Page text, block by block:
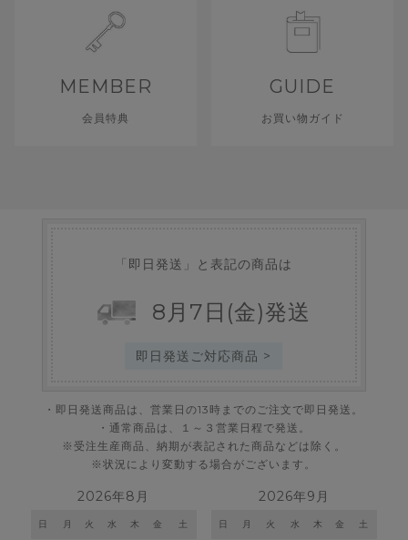
MEMBER
会員特典
GUIDE
お買い物ガイド
「即日発送」と表記の商品は
8 月 7 日 (金)発送
即日発送ご対応商品 >
・即日発送商品は、営業日の13時までのご注文で即日発送。
・通常商品は、１～３営業日程で発送。
※受注生産商品、納期が表記された商品などは除く。
※状況により変動する場合がございます。
2026年8月
日 月 火 水 木 金 土
2026年9月
日 月 火 水 木 金 土